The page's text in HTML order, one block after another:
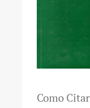
Como Citar